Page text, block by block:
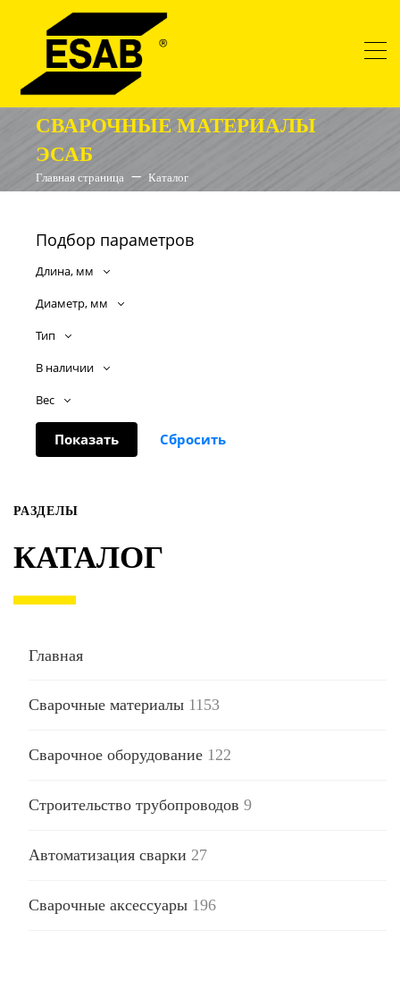
СВАРОЧНЫЕ МАТЕРИАЛЫ
ЭСАБ
Главная страница Каталог
Подбор параметров
Длина, мм
Диаметр, мм
Тип
В наличии
Вес
РАЗДЕЛЫ
КАТАЛОГ
Главная
Сварочные материалы 1153
Сварочное оборудование 122
Строительство трубопроводов 9
Автоматизация сварки 27
Сварочные аксессуары 196